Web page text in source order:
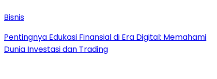
Bisnis
Pentingnya Edukasi Finansial di Era Digital: Memahami
Dunia Investasi dan Trading